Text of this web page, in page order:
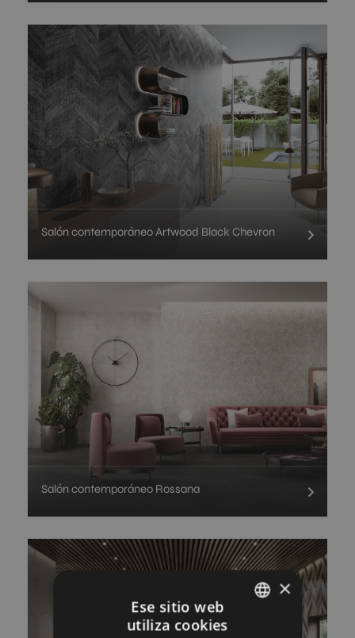
Salón contemporáneo Artwood Black Chevron
Salón contemporáneo Rossana
×
Ese sitio web
utiliza cookies